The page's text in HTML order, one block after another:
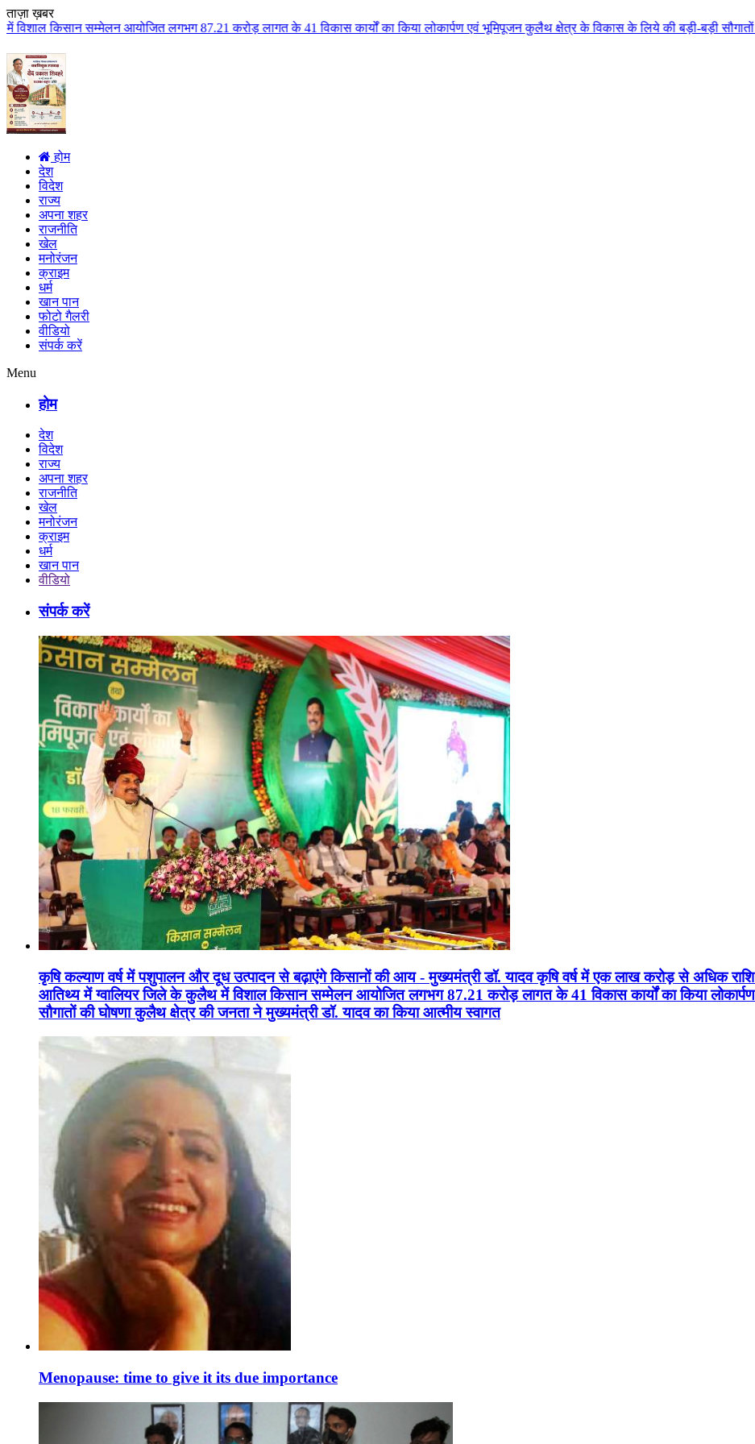
ताज़ा ख़बर
आयोजित लगभग 87.21 करोड़ लागत के 41 विकास कार्यों का किया लोकार्पण एवं भूमिपूजन कुलैथ क्षेत्र के विकास के लिये की बड़ी-बड़ी सौगातों की घोषणा कुलैथ
होम
देश
विदेश
राज्य
अपना शहर
राजनीति
खेल
मनोरंजन
क्राइम
धर्म
खान पान
फोटो गैलरी
वीडियो
संपर्क करें
Menu
होम
देश
विदेश
राज्य
अपना शहर
राजनीति
खेल
मनोरंजन
क्राइम
धर्म
खान पान
वीडियो
संपर्क करें
कृषि कल्याण वर्ष में पशुपालन और दूध उत्पादन से बढ़ाएंगे किसानों की आय - मुख्यमंत्री डॉ. यादव कृषि वर्ष में एक लाख करोड़ से अधिक
आतिथ्य में ग्वालियर जिले के कुलैथ में विशाल किसान सम्मेलन आयोजित लगभग 87.21 करोड़ लागत के 41 विकास कार्यों का किया
सौगातों की घोषणा कुलैथ क्षेत्र की जनता ने मुख्यमंत्री डॉ. यादव का किया आत्मीय स्वागत
Menopause: time to give it its due importance